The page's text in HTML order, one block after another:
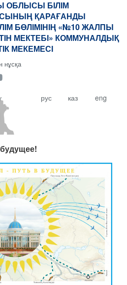
ОБЛЫСЫ БІЛІМ
ҚАРАҒАНДЫ
БӨЛІМІНІҢ «№10 ЖАЛПЫ
МЕКТЕБІ» КОММУНАЛДЫҚ
МЕКЕМЕСІ
нұсқа
рус каз eng